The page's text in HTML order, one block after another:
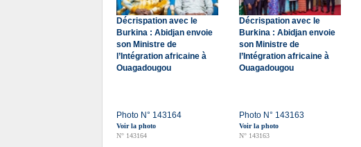
Décrispation avec le
Burkina : Abidjan envoie
son Ministre de
l’Intégration africaine à
Ouagadougou
Photo N° 143164
Voir la photo
N° 143164
Décrispation avec le
Burkina : Abidjan envoie
son Ministre de
l’Intégration africaine à
Ouagadougou
Photo N° 143163
Voir la photo
N° 143163